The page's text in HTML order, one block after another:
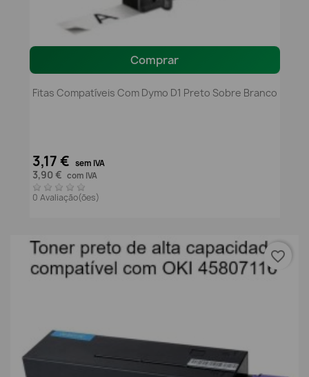
Comprar
Fitas Compatíveis Com Dymo D1 Preto Sobre Branco
3,17 € sem IVA
3,90 € com IVA
0 Avaliação(ões)
favorite_border